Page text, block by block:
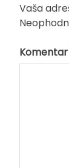
Vaša
Komentar